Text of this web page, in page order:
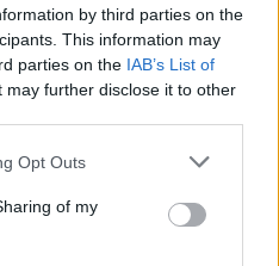
by third parties on the
This information may
parties on the IAB’s List of
may further disclose it to other
uses one or more Google
behaviour. You may click to
and its third-party tags to
purposes in below Google
Opt Outs
of my
ημερών
scan, με περισσότερη